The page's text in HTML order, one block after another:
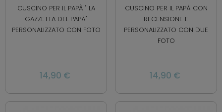
CUSCINO PER IL PAPÀ " LA
GAZZETTA DEL PAPÀ"
PERSONALIZZATO CON FOTO
14,90 €
CUSCINO PER IL PAPÀ CON
RECENSIONE E
PERSONALIZZATO CON DUE
FOTO
14,90 €